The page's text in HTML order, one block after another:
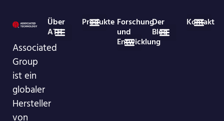
Associated
Group
ist ein
globaler
Hersteller
von
Über
ATH
Produkte Forschung
und
Entwicklung
Der
Blog
Kontakt